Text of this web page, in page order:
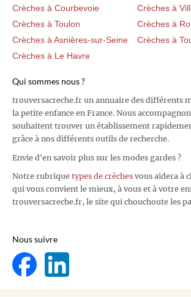
Crèches à Courbevoie
Crèches à
Crèches à Toulon
Crèches à
Crèches à Asnières-sur-Seine
Crèches à
Crèches à Le Havre
Qui sommes nous ?
trouversacreche.fr un annuaire des différents
la petite enfance en France. Nous
souhaitent trouver un établissement
grâce à nos différents outils de recherche.
Envie d'en savoir plus sur les modes gardes ?
Notre rubrique types de crèches vous aidera à
qui vous convient le mieux, à vous et à votre
trouversacreche.fr, le site qui chouchoute les
Nous suivre